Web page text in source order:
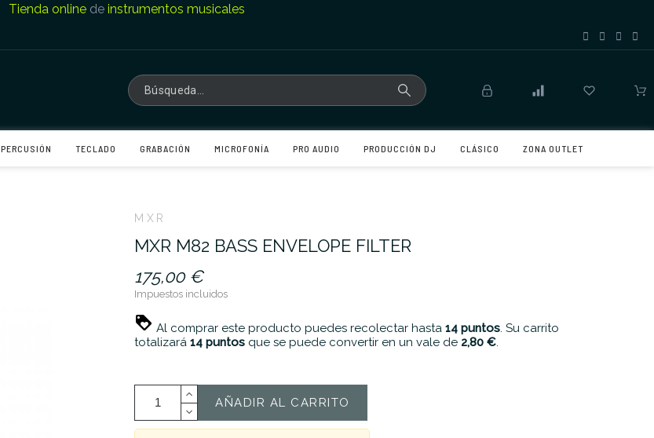
Tienda onlinede instrumentos musicales
PERCUSIÓN TECLADO GRABACIÓN MICROFONÍA PRO AUDIO PRODUCCIÓN DJ CLÁSICO ZONA OUTLET
MXR
MXR M82 BASS ENVELOPE FILTER
175,00 €
Impuestos incluidos
Al comprar este producto puedes recolectar hasta 14 puntos. Su carrito
totalizará 14 puntos que se puede convertir en un vale de 2,80 €.
AÑADIR AL CARRITO